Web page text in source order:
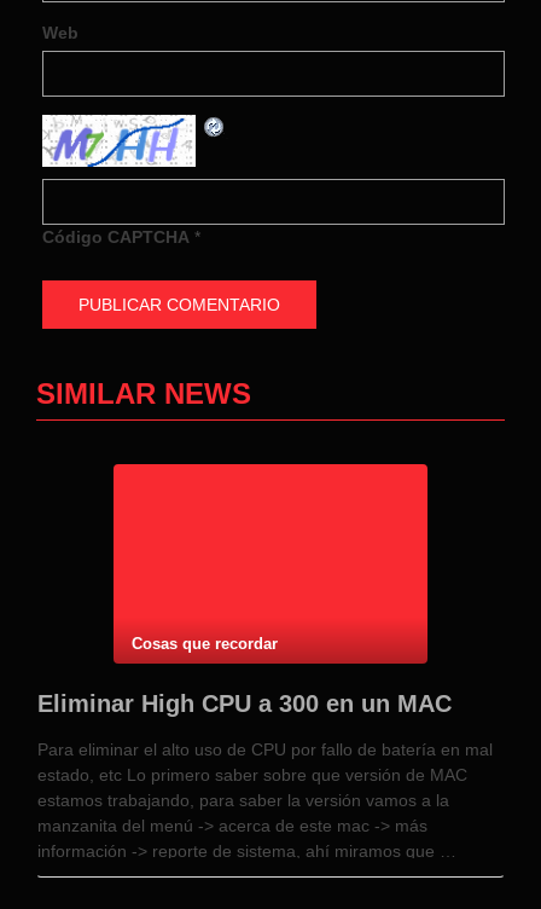
Web
Código CAPTCHA *
SIMILAR NEWS
Cosas que recordar
Eliminar High CPU a 300 en un MAC
Para eliminar el alto uso de CPU por fallo de batería en mal
estado, etc Lo primero saber sobre que versión de MAC
estamos trabajando, para saber la versión vamos a la
manzanita del menú -> acerca de este mac -> más
información -> reporte de sistema, ahí miramos que …